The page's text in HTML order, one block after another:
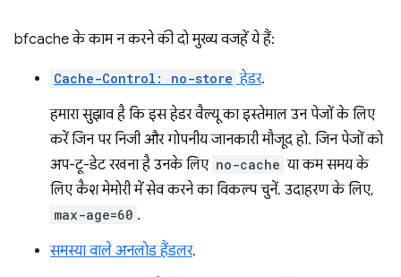
bfcache के काम न करने की दो मुख्य वजहें ये हैं:
Cache-Control: no-store हेडर.
हमारा सुझाव है कि इस हेडर वैल्यू का इस्तेमाल उन पेजों के लिए
करें जिन पर निजी और गोपनीय जानकारी मौजूद हो. जिन पेजों को
अप-टू-डेट रखना है उनके लिए no-cache या कम समय के
लिए कैश मेमोरी में सेव करने का विकल्प चुनें. उदाहरण के लिए,
max-age=60 .
समस्या वाले अनलोड हैंडलर.